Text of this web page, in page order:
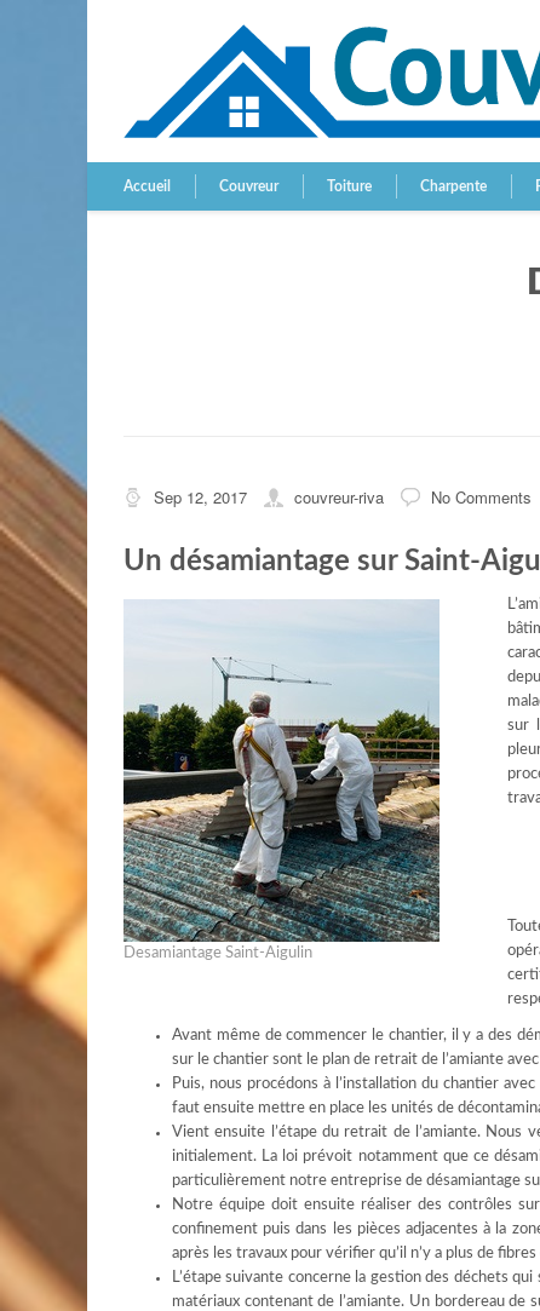
Accueil Couvreur Toiture Charpente
Sep 12, 2017 couvreur-riva No Comments
Un désamiantage sur Saint-
Desamiantage Saint-Aigulin
sur
Avant même de commencer le chantier, il y a des
sur le chantier sont le plan de retrait de l’amiante
Puis, nous procédons à l’installation du chantier
faut ensuite mettre en place les unités de
Vient ensuite l’étape du retrait de l’amiante. Nous
initialement. La loi prévoit notamment que ce
particulièrement notre entreprise de désamiantage
Notre équipe doit ensuite réaliser des contrôles
confinement puis dans les pièces adjacentes à la
après les travaux pour vérifier qu’il n’y a plus de
L’étape suivante concerne la gestion des déchets
matériaux contenant de l’amiante. Un bordereau